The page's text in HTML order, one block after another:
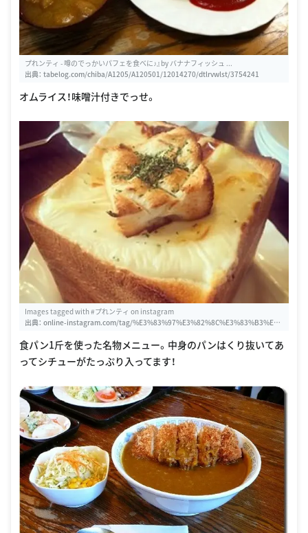
プれンティ - 噂のでっかいパフェを食べに♪』by バナナフィッシュ ...
出典： tabelog.com/chiba/A1205/A120501/12014270/dtlrvwlst/3754241
オムライス！味噌汁付きでっせ。
Images tagged with #プれンティ on instagram
出典： online-instagram.com/tag/%E3%83%97%E3%82%8C%E3%83%B3%E
食パン1斤を使った名物メニュー。中身のパンはくり抜いてあ
ってシチューがたっぷり入ってます！